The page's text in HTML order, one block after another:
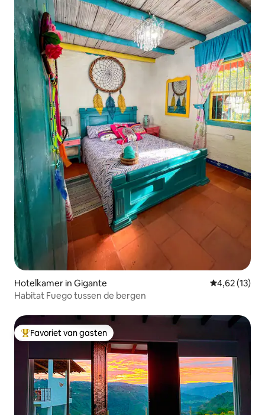
Hotelkamer in Gigante Gemiddelde
4,62 (13)
Habitat Fuego tussen de bergen
Topfavoriet van gasten
Favoriet van gasten